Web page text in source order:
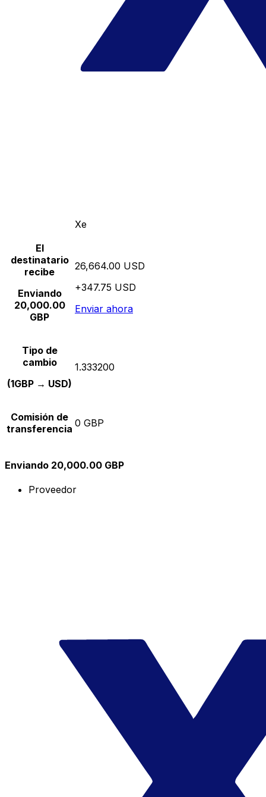
Xe
El
destinatario
recibe
Enviando
20,000.00
GBP
26,664.00 USD
+347.75 USD
Enviar ahora
Tipo de
cambio
(1GBP → USD)
1.333200
Comisión de
transferencia 0 GBP
Enviando 20,000.00 GBP
Proveedor